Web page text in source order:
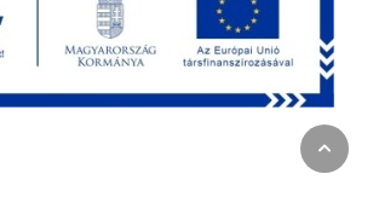
nélkül,
es elfolyással